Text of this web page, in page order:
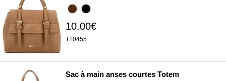
10.00€
TT0455
Sac à main anses courtes Totem